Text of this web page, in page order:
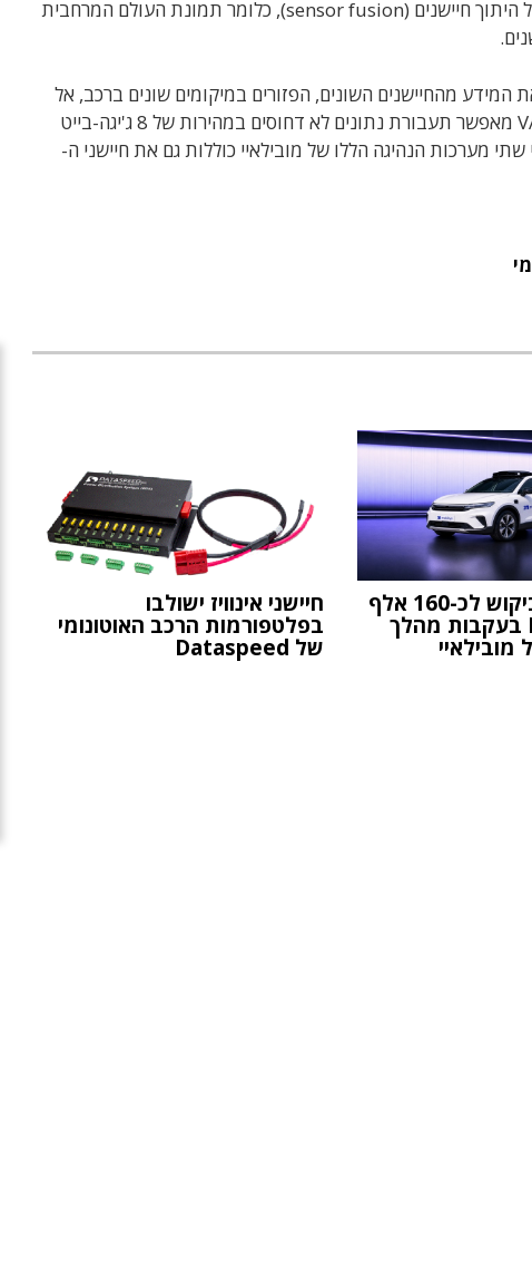
מערכות-על-שבב EyeQ6. שתי המערכות הללו מתבססות על היתוך חיישנים (sensor fusion), כלומר תמונת העולם המרחבית
מהחיישנים השונים, הפזורים במיקומים שונים ברכב, אל
המחשב המרכזי במהירות גבוהה וללא דחיסה. השבב VA7000 מאפשר תעבורת נתונים לא דחוסים במהירות של 8 ג'יגה-בייט
למרחק של 16 מטר. יש לציין כי שתי מערכות הנהיגה הללו של מובילאיי כוללות גם את חיישני ה-
אינוויז צופה ביקוש לכ-160 אלף
חיישני LiDAR בעקבות מהלך
מובילאיי
חיישני אינוויז ישולבו
בפלטפורמות הרכב האוטונומי
של Dataspeed